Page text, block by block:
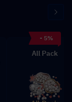
- 5%
All Pack